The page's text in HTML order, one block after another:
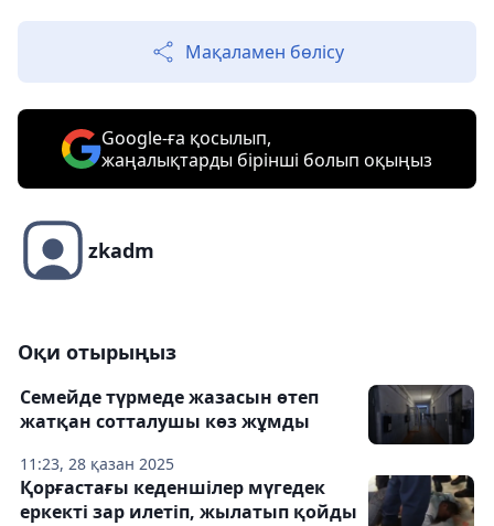
Мақаламен бөлісу
Google-ға қосылып,
жаңалықтарды бірінші болып оқыңыз
zkadm
Оқи отырыңыз
11:23, 28 қазан 2025
Семейде түрмеде жазасын өтеп
жатқан сотталушы көз жұмды
Қорғастағы кеденшілер мүгедек
еркекті зар илетіп, жылатып қойды